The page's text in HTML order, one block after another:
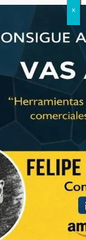
telefónica
de privacidad